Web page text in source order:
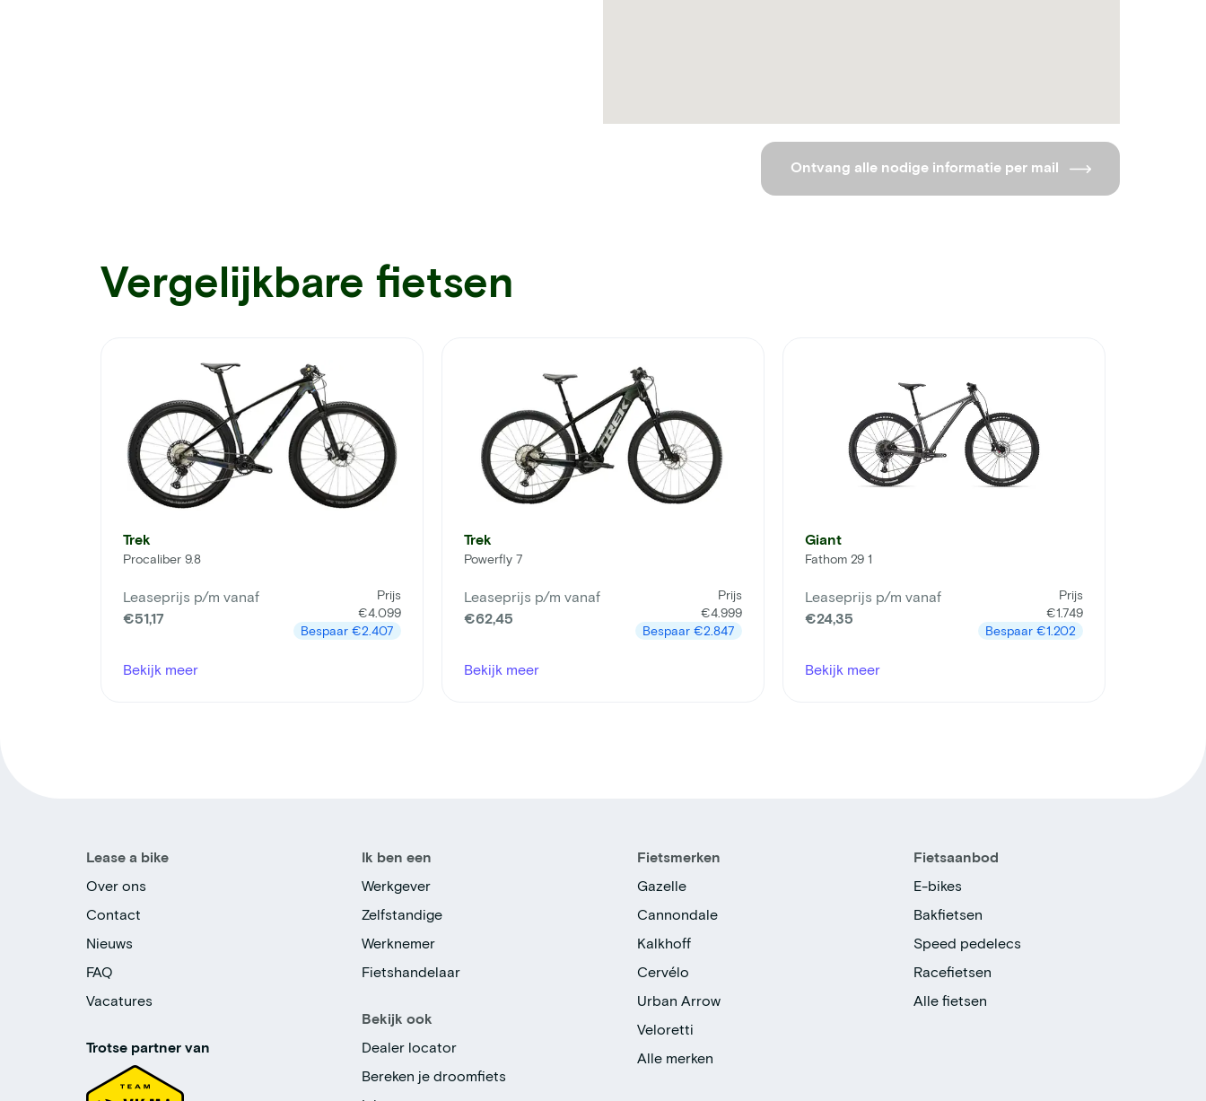
Ontvang alle nodige informatie per mail
Vergelijkbare fietsen
Trek
Procaliber 9.8
Leaseprijs p/m vanaf
€51,17
Prijs
€4.099
Bespaar €2.407
Bekijk meer
Trek
Powerfly 7
Leaseprijs p/m vanaf
€62,45
Prijs
€4.999
Bespaar €2.847
Bekijk meer
Giant
Fathom 29 1
Leaseprijs p/m vanaf
€24,35
Prijs
€1.749
Bespaar €1.202
Bekijk meer
Lease a bike
Over ons
Contact
Nieuws
FAQ
Vacatures
Trotse partner van
Ik ben een
Werkgever
Zelfstandige
Werknemer
Fietshandelaar
Bekijk ook
Dealer locator
Bereken je droomfiets
Fietsmerken
Gazelle
Cannondale
Kalkhoff
Cervélo
Urban Arrow
Veloretti
Alle merken
Fietsaanbod
E-bikes
Bakfietsen
Speed pedelecs
Racefietsen
Alle fietsen